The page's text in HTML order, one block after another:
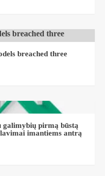
breached three
galimybių pirmą būstą
imantiems antrą